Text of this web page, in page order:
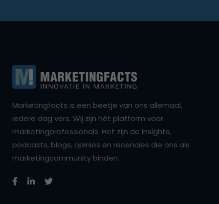
Marketingfacts is een beetje van ons allemaal,
iedere dag vers. Wij zijn hét platform voor
marketingprofessionals. Het zijn de insights,
podcasts, blogs, opinies en recencies die ons als
marketingcommunity binden.